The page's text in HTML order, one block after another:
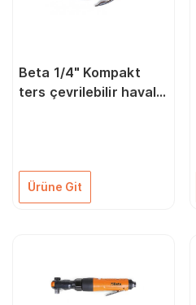
Beta 1/4" Kompakt
ters çevrilebilir havalı
Ürüne Git